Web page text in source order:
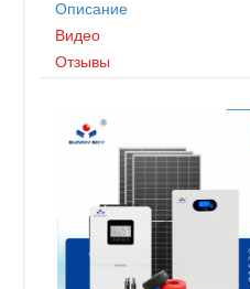
Описание
Видео
Отзывы